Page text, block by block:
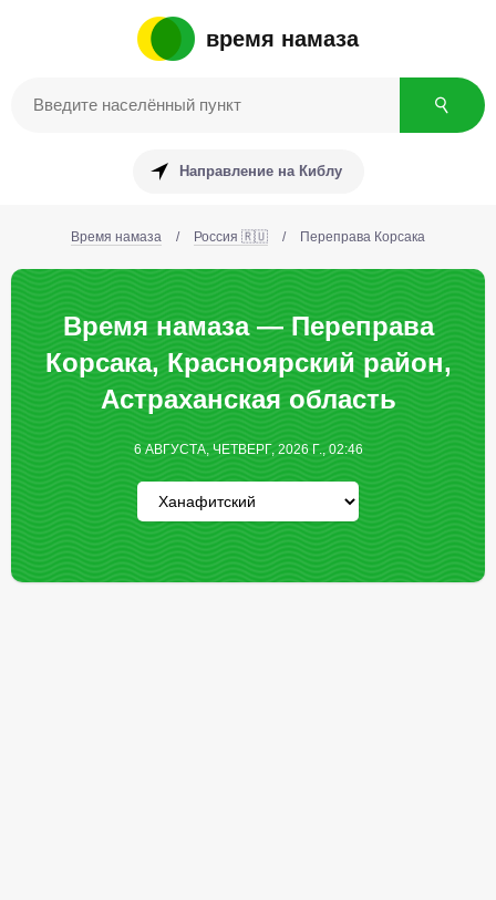
время намаза
Направление на Киблу
Время намаза / Россия 🇷🇺 / Переправа Корсака
Время намаза — Переправа
Корсака, Красноярский район,
Астраханская область
6 АВГУСТА, ЧЕТВЕРГ, 2026 Г., 02:46